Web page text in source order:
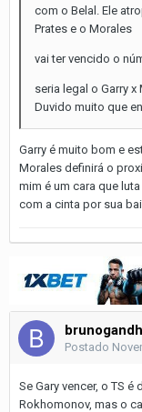
com o Belal. Ele
Prates e o Morales
vai ter vencido o
seria legal o Garry x
Duvido muito que
Garry é muito bom e
Morales definirá o
mim é um cara que
com a cinta por sua
Postado
Se Gary vencer, o TS
Rokhomonov, mas o